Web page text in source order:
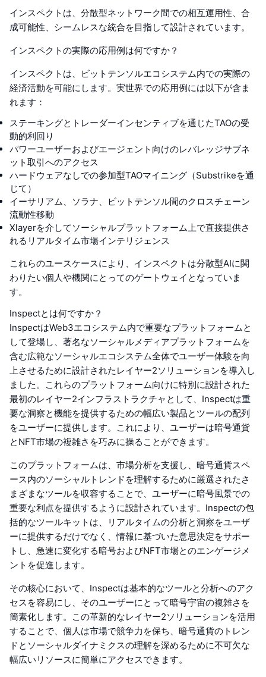
インスペクトは、分散型ネットワーク間での相互運用性、合
成可能性、シームレスな統合を目指して設計されています。
インスペクトの実際の応用例は何ですか？
インスペクトは、ビットテンソルエコシステム内での実際の
経済活動を可能にします。実世界での応用例には以下が含ま
れます：
ステーキングとトレーダーインセンティブを通じたTAOの受
動的利回り
パワーユーザーおよびエージェント向けのレバレッジサブネ
ット取引へのアクセス
ハードウェアなしでの参加型TAOマイニング（Substrikeを通
じて）
イーサリアム、ソラナ、ビットテンソル間のクロスチェーン
流動性移動
Xlayerを介してソーシャルプラットフォーム上で直接提供さ
れるリアルタイム市場インテリジェンス
これらのユースケースにより、インスペクトは分散型AIに関
わりたい個人や機関にとってのゲートウェイとなっていま
す。
Inspectとは何ですか？
InspectはWeb3エコシステム内で重要なプラットフォームと
して登場し、著名なソーシャルメディアプラットフォームを
含む広範なソーシャルエコシステム全体でユーザー体験を向
上させるために設計されたレイヤー2ソリューションを導入し
ました。これらのプラットフォーム向けに特別に設計された
最初のレイヤー2インフラストラクチャとして、Inspectは重
要な洞察と機能を提供するための幅広い製品とツールの配列
をユーザーに提供します。これにより、ユーザーは暗号通貨
とNFT市場の複雑さを巧みに操ることができます。
このプラットフォームは、市場分析を支援し、暗号通貨スペ
ース内のソーシャルトレンドを理解するために厳選されたさ
まざまなツールを収容することで、ユーザーに暗号風景での
重要な利点を提供するように設計されています。Inspectの包
括的なツールキットは、リアルタイムの分析と洞察をユーザ
ーに提供するだけでなく、情報に基づいた意思決定をサポー
トし、急速に変化する暗号およびNFT市場とのエンゲージメ
ントを促進します。
その核心において、Inspectは基本的なツールと分析へのアク
セスを容易にし、そのユーザーにとって暗号宇宙の複雑さを
簡素化します。この革新的なレイヤー2ソリューションを活用
することで、個人は市場で競争力を保ち、暗号通貨のトレン
ドとソーシャルダイナミクスの理解を深めるために不可欠な
幅広いリソースに簡単にアクセスできます。